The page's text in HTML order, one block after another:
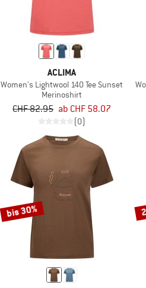
ACLIMA
Women's Lightwool 140 Tee Sunset
Merinoshirt
CHF 82.95 ab CHF 58.07
(0)
bis 30%